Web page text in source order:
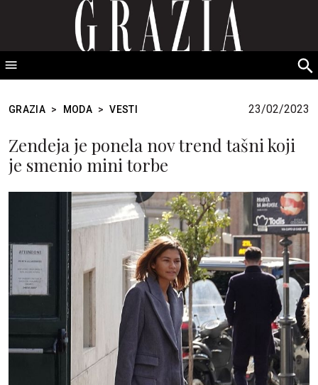
GRAZIA Srbija
GRAZIA > MODA > VESTI 23/02/2023
Zendeja je ponela nov trend tašni koji
je smenio mini torbe